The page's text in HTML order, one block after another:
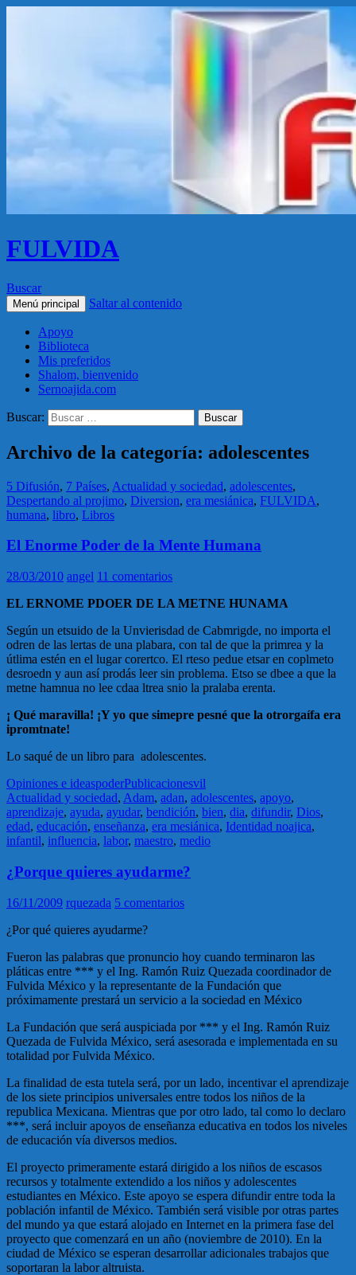
FULVIDA
Buscar
Menú principal Saltar al contenido
Apoyo
Biblioteca
Mis preferidos
Shalom, bienvenido
Sernoajida.com
Buscar:
Archivo de la categoría: adolescentes
5 Difusión, 7 Países, Actualidad y sociedad, adolescentes,
Despertando al projimo, Diversion, era mesiánica, FULVIDA,
humana, libro, Libros
El Enorme Poder de la Mente Humana
28/03/2010 angel 11 comentarios
EL ERNOME PDOER DE LA METNE HUNAMA
Según un etsuido de la Unvierisdad de Cabmrigde, no importa el
odren de las lertas de una plabara, con tal de que la primrea y la
útlima estén en el lugar corertco. El rteso pedue etsar en coplmeto
desroedn y aun así prodás leer sin problema. Etso se dbee a que la
metne hamnua no lee cdaa ltrea snio la pralaba erenta.
¡ Qué maravilla! ¡Y yo que simepre pesné que la otrorgaífa era
ipromtnate!
Lo saqué de un libro para adolescentes.
Opiniones e ideaspoderPublicacionesvil
Actualidad y sociedad, Adam, adan, adolescentes, apoyo,
aprendizaje, ayuda, ayudar, bendición, bien, dia, difundir, Dios,
edad, educación, enseñanza, era mesiánica, Identidad noajica,
infantil, influencia, labor, maestro, medio
¿Porque quieres ayudarme?
16/11/2009 rquezada 5 comentarios
¿Por qué quieres ayudarme?
Fueron las palabras que pronuncio hoy cuando terminaron las
pláticas entre *** y el Ing. Ramón Ruiz Quezada coordinador de
Fulvida México y la representante de la Fundación que
próximamente prestará un servicio a la sociedad en México
La Fundación que será auspiciada por *** y el Ing. Ramón Ruiz
Quezada de Fulvida México, será asesorada e implementada en su
totalidad por Fulvida México.
La finalidad de esta tutela será, por un lado, incentivar el aprendizaje
de los siete principios universales entre todos los niños de la
republica Mexicana. Mientras que por otro lado, tal como lo declaro
***, será incluir apoyos de enseñanza educativa en todos los niveles
de educación vía diversos medios.
El proyecto primeramente estará dirigido a los niños de escasos
recursos y totalmente extendido a los niños y adolescentes
estudiantes en México. Este apoyo se espera difundir entre toda la
población infantil de México. También será visible por otras partes
del mundo ya que estará alojado en Internet en la primera fase del
proyecto que comenzará en un año (noviembre de 2010). En la
ciudad de México se esperan desarrollar adicionales trabajos que
soportaran la labor altruista.